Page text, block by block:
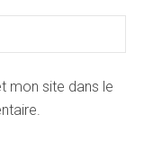
mon site dans le